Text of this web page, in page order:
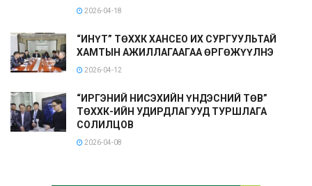
2026-04-18
“ИНҮТ” ТӨХХК ХАНСЕО ИХ СУРГУУЛЬТАЙ
ХАМТЫН АЖИЛЛАГААГАА ӨРГӨЖҮҮЛНЭ
2026-04-12
“ИРГЭНИЙ НИСЭХИЙН ҮНДЭСНИЙ ТӨВ”
ТӨХХК-ИЙН УДИРДЛАГУУД ТУРШЛАГА
СОЛИЛЦОВ
2026-04-08